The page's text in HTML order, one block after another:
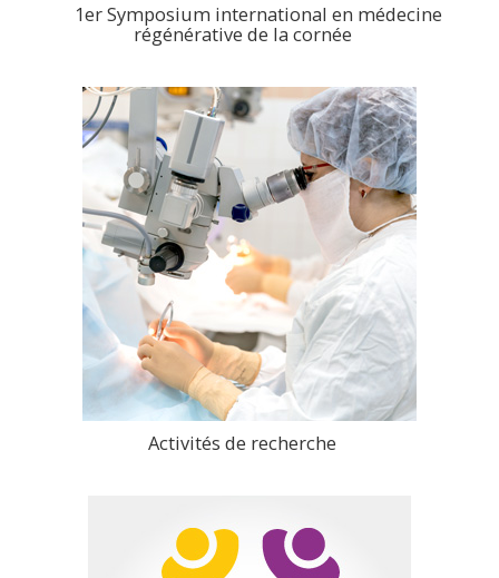
1er Symposium international en médecine
régénérative de la cornée
Activités de recherche